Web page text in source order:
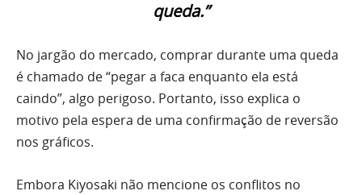
queda.”
No jargão do mercado, comprar durante uma queda
é chamado de “pegar a faca enquanto ela está
caindo”, algo perigoso. Portanto, isso explica o
motivo pela espera de uma confirmação de reversão
nos gráficos.
Embora Kiyosaki não mencione os conflitos no